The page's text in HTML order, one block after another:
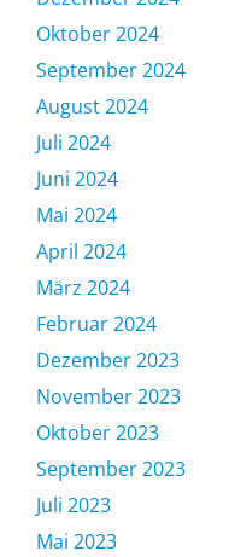
Oktober 2024
September 2024
August 2024
Juli 2024
Juni 2024
Mai 2024
April 2024
März 2024
Februar 2024
Dezember 2023
November 2023
Oktober 2023
September 2023
Juli 2023
Mai 2023